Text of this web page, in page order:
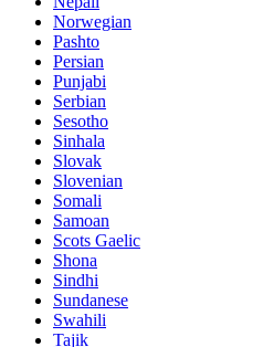
Norwegian
Pashto
Persian
Punjabi
Serbian
Sesotho
Sinhala
Slovak
Slovenian
Somali
Samoan
Scots Gaelic
Shona
Sindhi
Sundanese
Swahili
Tajik